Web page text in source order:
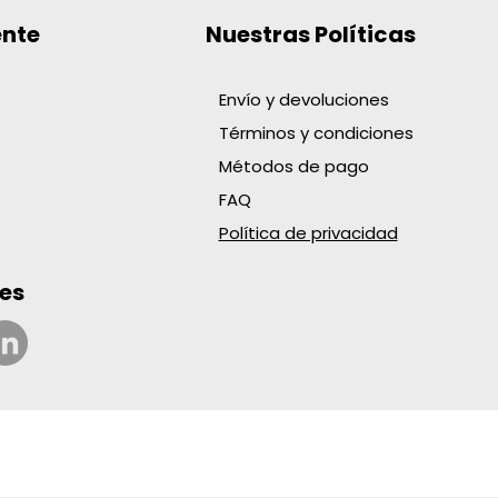
KILOMETRICO
DOMES. T:9 CAL 18 AMA
TRAPERO PABILO X370GR
Nuestras Políticas
Envío y devoluciones
Términos y condiciones
Métodos de pago
FAQ
Política de privacidad